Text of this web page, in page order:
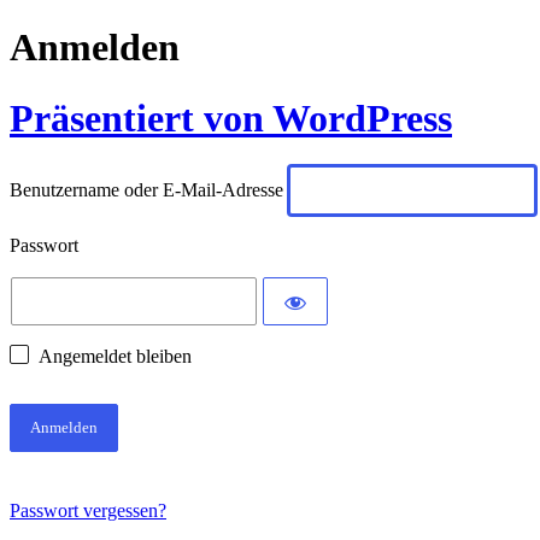
Anmelden
Präsentiert von WordPress
Benutzername oder E-Mail-Adresse
Passwort
Angemeldet bleiben
Passwort vergessen?